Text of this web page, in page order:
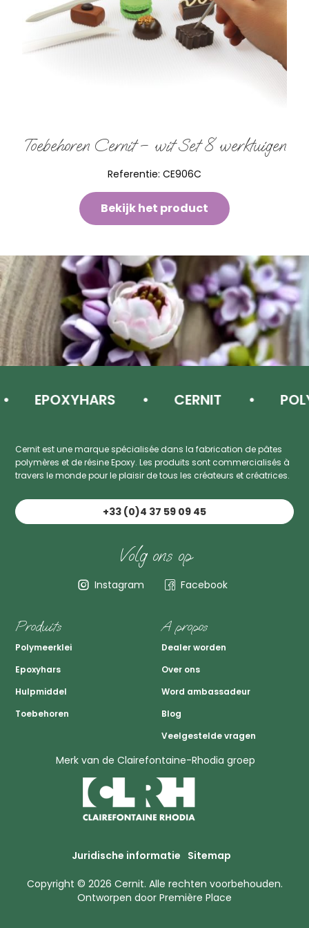
Toebehoren Cernit – wit Set 8 werktuigen
Referentie: CE906C
Bekijk het product
EPOXYHARS CERNIT
Cernit est une marque spécialisée dans la fabrication de pâtes
polymères et de résine Epoxy. Les produits sont commercialisés à
travers le monde pour le plaisir de tous les créateurs et créatrices.
+33 (0)4 37 59 09 45
Volg ons op
Instagram Facebook
Produits
Polymeerklei
Epoxyhars
Hulpmiddel
Toebehoren
A propos
Dealer worden
Over ons
Word ambassadeur
Blog
Veelgestelde vragen
Merk van de Clairefontaine-Rhodia groep
Juridische informatie Sitemap
Copyright © 2026 Cernit. Alle rechten voorbehouden.
Ontworpen door Première Place